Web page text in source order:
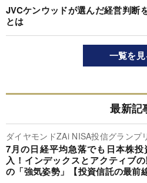
JVCケンウッドが選んだ経営判断
とは
一覧を見
最新記
ダイヤモンドZAi NISA投信グランプ
7月の日経平均急落でも日本株
入！インデックスとアクティブ
の「強気姿勢」【投資信託の最前